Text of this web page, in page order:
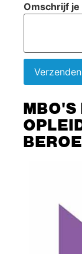
Omschrijf je
Verzenden
MBO'S